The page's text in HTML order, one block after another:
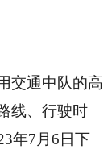
交通中队的高
线、行驶时
年7月6日下